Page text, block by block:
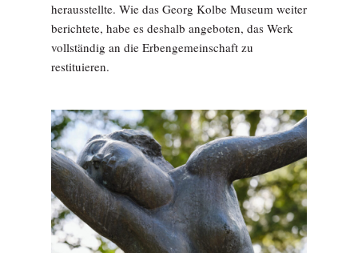
herausstellte. Wie das Georg Kolbe Museum weiter
berichtete, habe es deshalb angeboten, das Werk
vollständig an die Erbengemeinschaft zu
restituieren.